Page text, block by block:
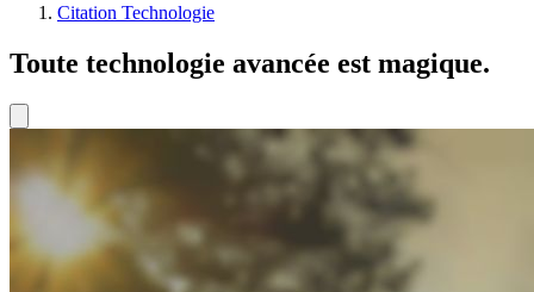
Citation Technologie
Toute technologie avancée est magique.